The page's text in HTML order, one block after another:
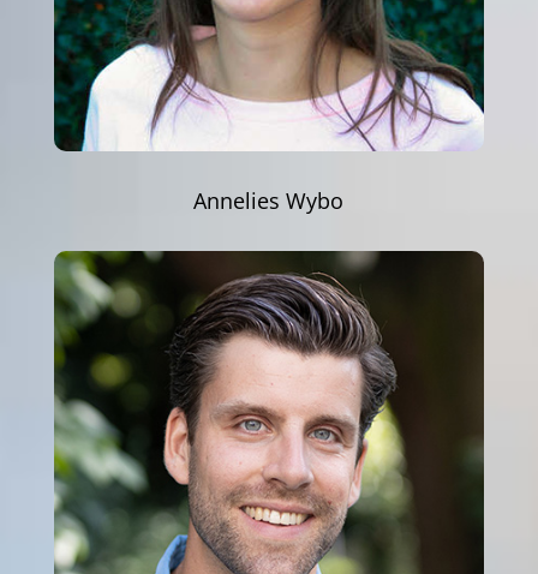
Annelies Wybo